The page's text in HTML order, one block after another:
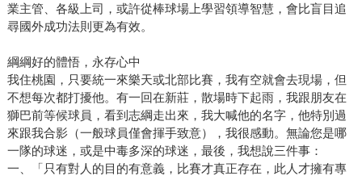
業主管、各級上司，或許從棒球場上學習領導智慧，會比盲目追
尋國外成功法則更為有效。
綱綱好的體悟，永存心中
我住桃園，只要統一來樂天或北部比賽，我有空就會去現場，但
不想每次都打擾他。有一回在新莊，散場時下起雨，我跟朋友在
獅巴前等候球員，看到志綱走出來，我大喊他的名字，他特別過
來跟我合影（一般球員僅會揮手致意），我很感動。無論您是哪
一隊的球迷，或是中毒多深的球迷，最後，我想說三件事：
一、「只有對人的目的有意義，比賽才真正存在，此人才擁有專